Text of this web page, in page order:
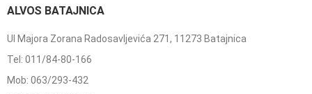
ALVOS BATAJNICA
Ul Majora Zorana Radosavljevića 271, 11273 Batajnica
Tel: 011/84-80-166
Mob: 063/293-432